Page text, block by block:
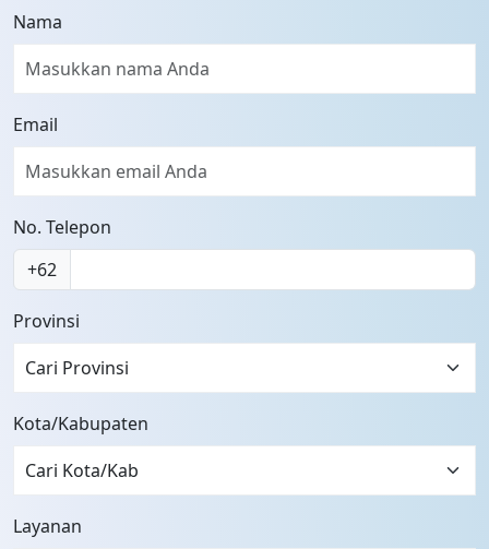
Nama
Email
No. Telepon
+62
Provinsi
Cari Provinsi
Kota/Kabupaten
Layanan